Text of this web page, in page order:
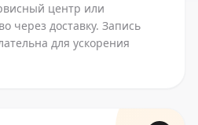
центр или
через доставку. Запись
для ускорения